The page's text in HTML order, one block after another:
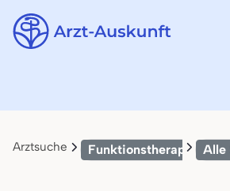
Arztsuche Funktionstherapie Alle